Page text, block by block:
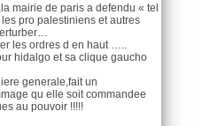
mairie de paris a defendu « tel
pro palestiniens et autres
les ordres d en haut …..
hidalgo et sa clique gaucho
generale,fait un
qu elle soit commandee
au pouvoir !!!!!